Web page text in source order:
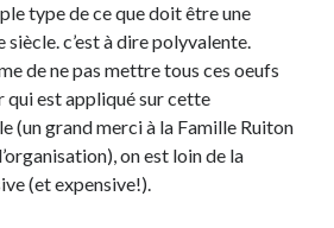
j’ai opéré ma vélorution toute
T’as vu quoi ? #52
à Lyon
type de ce que doit être une
c’est à dire polyvalente.
de ne pas mettre tous ces oeufs
qui est appliqué sur cette
(un grand merci à la Famille Ruiton
on est loin de la
(et expensive!).